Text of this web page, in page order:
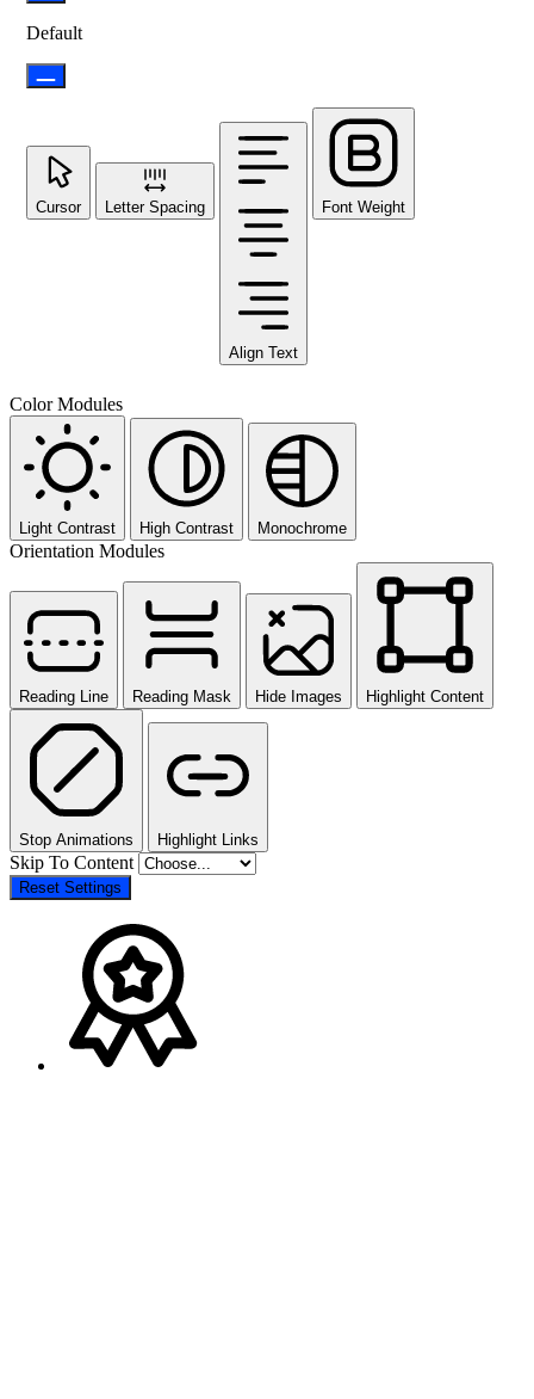
Default
Cursor Letter Spacing
Align Text
Font Weight
Color Modules
Light Contrast High Contrast Monochrome
Orientation Modules
Reading Line Reading Mask Hide Images Highlight Content
Stop Animations Highlight Links
Skip To Content
Reset Settings